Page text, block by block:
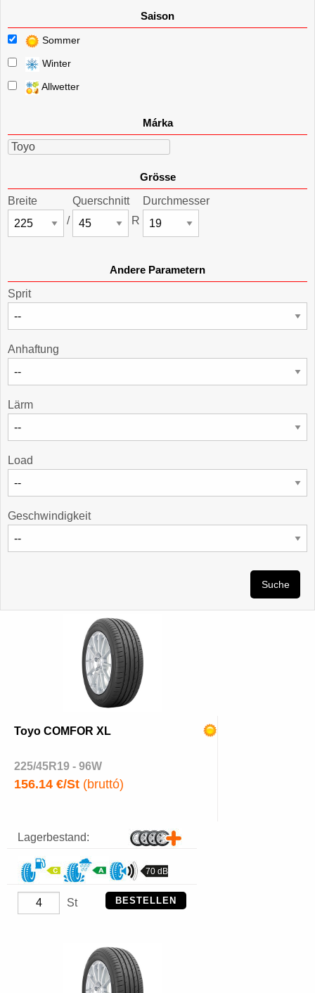
Saison
Sommer
Winter
Allwetter
Márka
Toyo
Grösse
Breite
/
Querschnitt
R
Durchmesser
Andere Parametern
Sprit
Anhaftung
Lärm
Load
Geschwindigkeit
Suche
Toyo COMFOR XL
225/45R19 - 96W
156.14 €/St (bruttó)
Lagerbestand:
70 dB
St BESTELLEN